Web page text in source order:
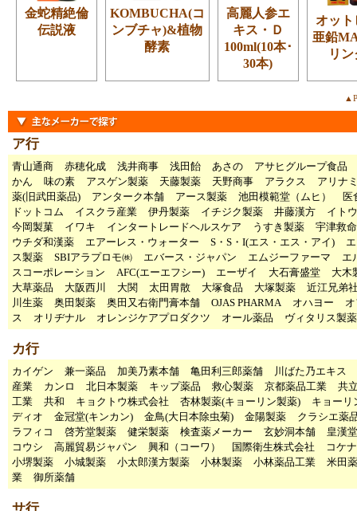
金蛇精絶倫
伝説液
KOMBUCHA(コ
ンブチャ)&植物
酵素
高麗人参エ
キス・Ｄ
100ml(10本･
30本)
オット
亜鉛
リン
ア行
青山通商 赤穂化成 浅井商事 浅田飴 あさの
アサヒグループ食品
かん
味の素 アスゲン製薬 天藤製薬 天野商事 アラクス
アリナ
薬(旧武田薬品)
アンターク本舗 アース製薬 池田模範堂（ムヒ）
医
ドットコム
イスクラ産業 伊丹製薬 イチジク製薬 井藤漢方
イト
今岡製菓
イワキ インタートレードヘルスケア うすき製薬
宇津救
ウチダ和漢薬
エアーレス・ウォーター S・S・I(エス・エス・アイ)
ス製薬
SBIアラプロモ㈱ エバース・ジャパン エムジーファーマ
エ
スコーポレーション
AFC(エーエフシー) エーザイ 大石膏盛堂
大木
大草薬品
大阪西川 大関 太田胃散 大塚食品 大塚製薬
近江兄弟
川生薬
奥田製薬 奥田又右衛門膏本舗 OJAS PHARMA オハヨー
ス
オリヂナル オレンジケアプロダクツ オール薬品 ヴィタリス製薬
カ行
カイゲン 兼一薬品 加美乃素本舗 亀田利三郎薬舗
川ばた乃エキス
産業
カンロ 北日本製薬 キップ薬品 救心製薬 京都薬品工業
共
工業
共和 キョクトウ株式会社 杏林製薬(キョーリン製薬)
キョーリ
ディオ
金冠堂(キンカン) 金鳥(大日本除虫菊) 金陽製薬
クラシエ薬
ラフィコ
啓芳堂製薬 健栄製薬 検査薬メーカー 玄妙洞本舗
皇漢
コウシ
高麗貿易ジャパン 興和（コーワ） 国際衛生株式会社
コケ
小堺製薬
小城製薬 小太郎漢方製薬 小林製薬 小林薬品工業
米田
業
御所薬舗